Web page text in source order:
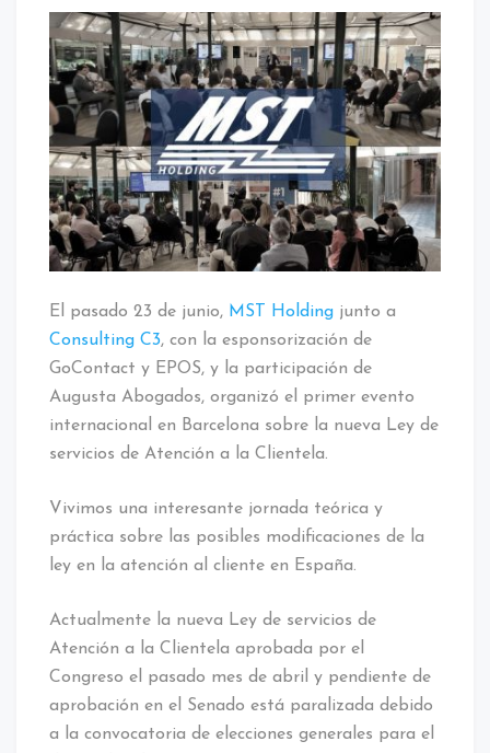
El pasado 23 de junio, MST Holding junto a
Consulting C3, con la esponsorización de
GoContact y EPOS, y la participación de
Augusta Abogados, organizó el primer evento
internacional en Barcelona sobre la nueva Ley de
servicios de Atención a la Clientela.
Vivimos una interesante jornada teórica y
práctica sobre las posibles modificaciones de la
ley en la atención al cliente en España.
Actualmente la nueva Ley de servicios de
Atención a la Clientela aprobada por el
Congreso el pasado mes de abril y pendiente de
aprobación en el Senado está paralizada debido
a la convocatoria de elecciones generales para el